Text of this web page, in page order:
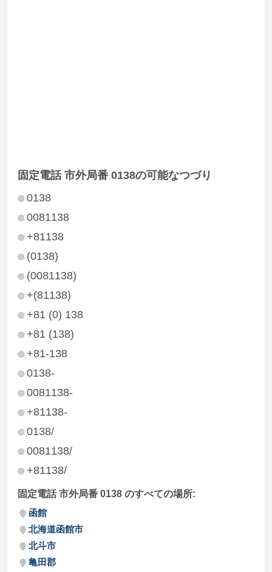
固定電話 市外局番 0138の可能なつづり
0138
0081138
+81138
(0138)
(0081138)
+(81138)
+81 (0) 138
+81 (138)
+81-138
0138-
0081138-
+81138-
0138/
0081138/
+81138/
固定電話 市外局番 0138 のすべての場所:
函館
北海道函館市
北斗市
亀田郡